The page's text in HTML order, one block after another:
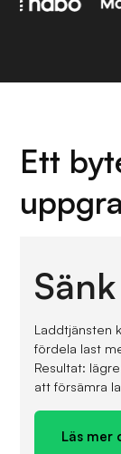
Ett
Laddtjänsten
fördela last
Resultat:
att försämra
Läs mer